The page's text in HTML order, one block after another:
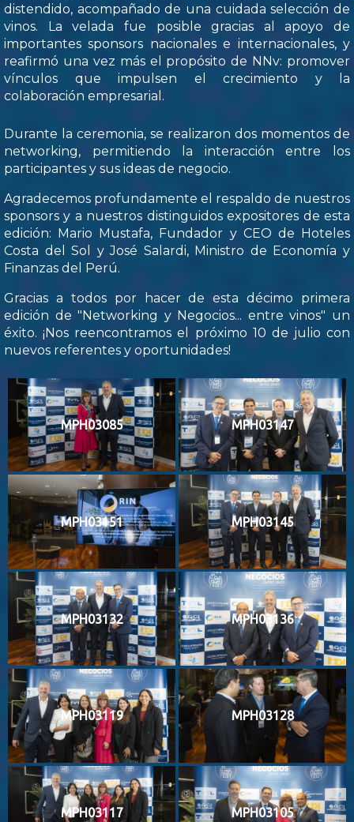
distendido, acompañado de una cuidada selección de
vinos. La velada fue posible gracias al apoyo de
importantes sponsors nacionales e internacionales, y
reafirmó una vez más el propósito de NNv: promover
vínculos que impulsen el crecimiento y la
colaboración empresarial.
Durante la ceremonia, se realizaron dos momentos de
networking, permitiendo la interacción entre los
participantes y sus ideas de negocio.
Agradecemos profundamente el respaldo de nuestros
sponsors y a nuestros distinguidos expositores de esta
edición: Mario Mustafa, Fundador y CEO de Hoteles
Costa del Sol y José Salardi, Ministro de Economía y
Finanzas del Perú.
Gracias a todos por hacer de esta décimo primera
edición de "Networking y Negocios... entre vinos" un
éxito. ¡Nos reencontramos el próximo 10 de julio con
nuevos referentes y oportunidades!
MPH03085 MPH03147
MPH03151 MPH03145
MPH03132 MPH03136
MPH03119 MPH03128
MPH03117 MPH03105